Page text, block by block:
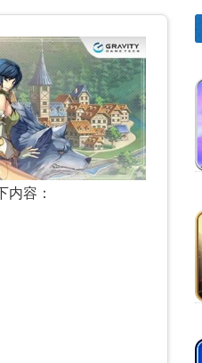
容：